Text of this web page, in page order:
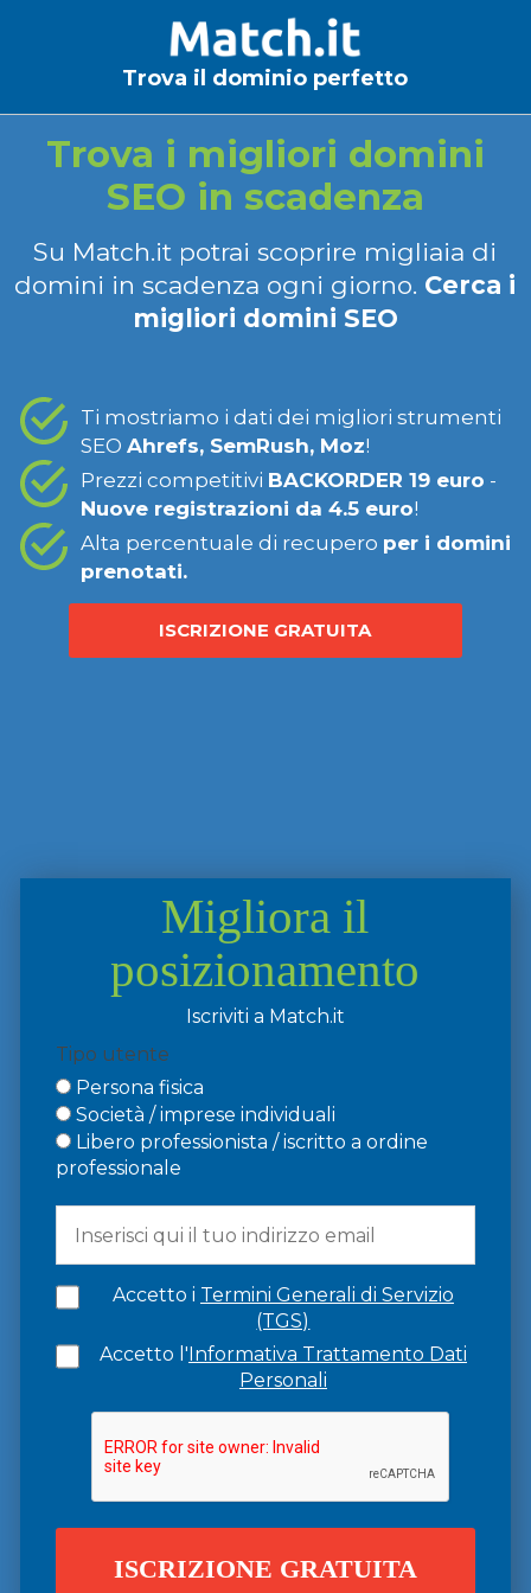
Trova il dominio perfetto
Trova i migliori domini
SEO in scadenza
Su Match.it potrai scoprire migliaia di
domini in scadenza ogni giorno. Cerca i
migliori domini SEO
Ti mostriamo i dati dei migliori strumenti
SEO Ahrefs, SemRush, Moz!
Prezzi competitivi BACKORDER 19 euro -
Nuove registrazioni da 4.5 euro!
Alta percentuale di recupero per i domini
prenotati.
ISCRIZIONE GRATUITA
Migliora il
posizionamento
Iscriviti a Match.it
Tipo utente
Persona fisica
Società / imprese individuali
Libero professionista / iscritto a ordine
professionale
Accetto i Termini Generali di Servizio
(TGS)
Accetto l'Informativa Trattamento Dati
Personali